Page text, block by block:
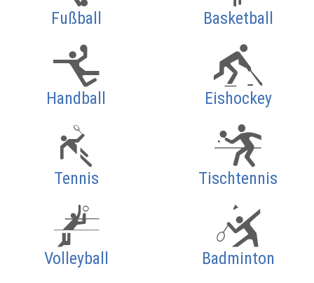
Fußball Basketball
Handball Eishockey
Tennis Tischtennis
Volleyball Badminton